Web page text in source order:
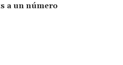
r
n
a un número